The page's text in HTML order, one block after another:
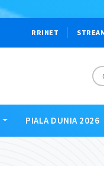
RRINET
PIALA DUNIA 2026